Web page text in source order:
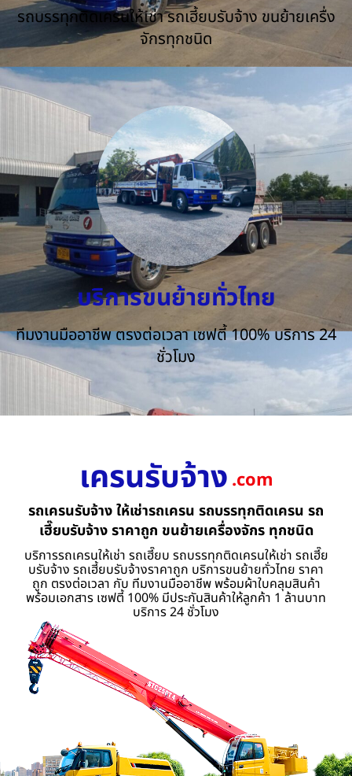
รถบรรทุกติดเครนให้เช่า รถเฮี้ยบรับจ้าง ขนย้ายเครื่ง
จักรทุกชนิด
บริการขนย้ายทั่วไทย
ทีมงานมืออาชีพ ตรงต่อเวลา เซฟตี้ 100% บริการ 24
ชั่วโมง
เครนรับจ้าง .com
รถเครนรับจ้าง ให้เช่ารถเครน รถบรรทุกติดเครน รถ
เฮี๊ยบรับจ้าง ราคาถูก ขนย้ายเครื่องจักร ทุกชนิด
บริการรถเครนให้เช่า รถเฮี๊ยบ รถบรรทุกติดเครนให้เช่า รถเฮี๊ย
บรับจ้าง รถเฮี้ยบรับจ้างราคาถูก บริการขนย้ายทั่วไทย ราคา
ถูก ตรงต่อเวลา กับ ทีมงานมืออาชีพ พร้อมผ้าใบคลุมสินค้า
พร้อมเอกสาร เซฟตี้ 100% มีประกันสินค้าให้ลูกค้า 1 ล้านบาท
บริการ 24 ชั่วโมง